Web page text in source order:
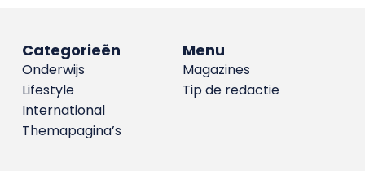
Menu
Magazines
Tip de redactie
Categorieën
Onderwijs
Lifestyle
International
Themapagina’s